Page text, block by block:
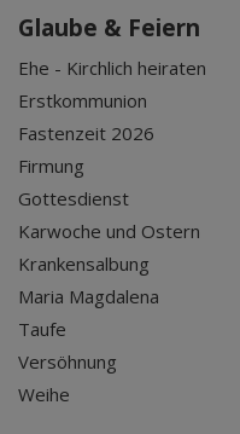
Glaube & Feiern
Ehe - Kirchlich heiraten
Erstkommunion
Fastenzeit 2026
Firmung
Gottesdienst
Karwoche und Ostern
Krankensalbung
Maria Magdalena
Taufe
Versöhnung
Weihe